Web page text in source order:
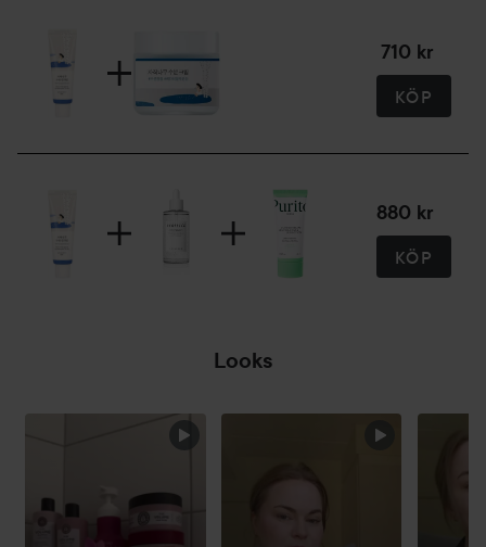
710 kr
KÖP
880 kr
KÖP
Looks
HOPPA ÖVER SEKTIONEN